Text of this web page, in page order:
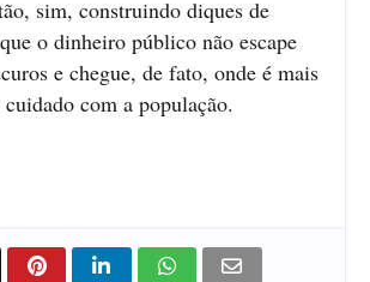
sim, construindo diques de
o dinheiro público não escape
e chegue, de fato, onde é mais
com a população.